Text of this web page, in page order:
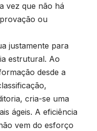
vez que não há
ou
justamente para
estrutural. Ao
desde a
cria-se uma
ágeis. A eficiência
vem do esforço